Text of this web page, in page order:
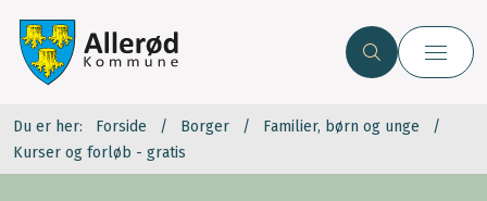
Du er her: Forside Borger
Familier, børn og unge
Kurser og forløb - gratis